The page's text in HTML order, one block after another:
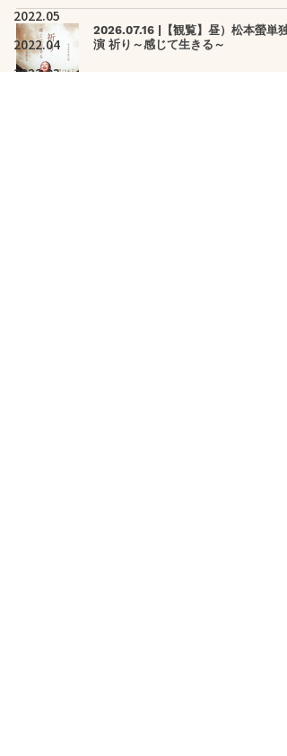
2022.05
2022.04
2022.03
2026.07.16 |【観覧】昼）松本螢単独
演 祈り～感じて生きる～